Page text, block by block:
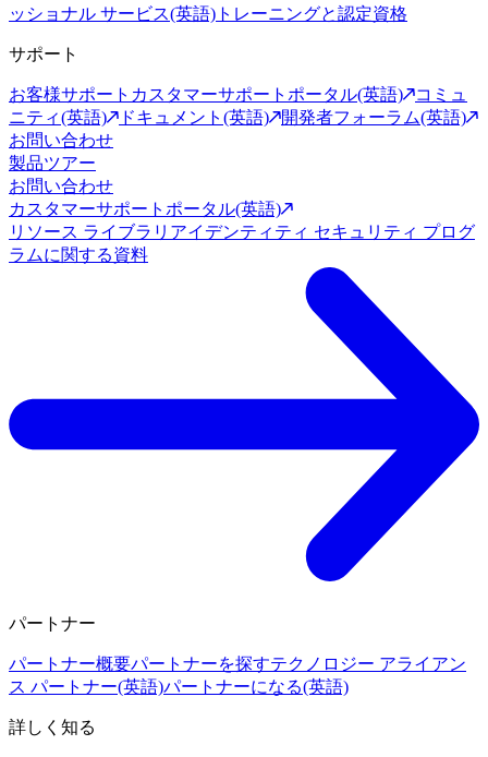
ッショナル サービス(英語) トレーニングと認定資格
サポート
お客様サポート カスタマーサポートポータル(英語)
コミュ
ニティ(英語)
ドキュメント(英語)
開発者フォーラム(英語)
お問い合わせ
製品ツアー
お問い合わせ
カスタマーサポートポータル(英語)
リソース ライブラリ アイデンティティ セキュリティ プログ
ラムに関する資料
パートナー
パートナー概要パートナーを探すテクノロジー アライアン
ス パートナー(英語)パートナーになる(英語)
詳しく知る